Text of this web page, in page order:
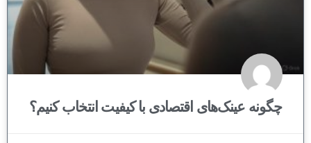
چگونه عینک‌های اقتصادی با کیفیت انتخاب کنیم؟